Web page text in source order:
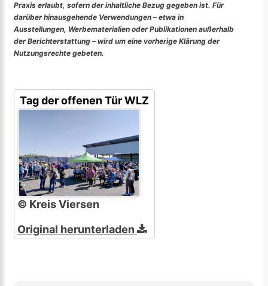
Praxis erlaubt, sofern der inhaltliche Bezug gegeben ist. Für
darüber hinausgehende Verwendungen – etwa in
Ausstellungen, Werbematerialien oder Publikationen außerhalb
der Berichterstattung – wird um eine vorherige Klärung der
Nutzungsrechte gebeten.
Tag der offenen Tür WLZ
© Kreis Viersen
Original herunterladen